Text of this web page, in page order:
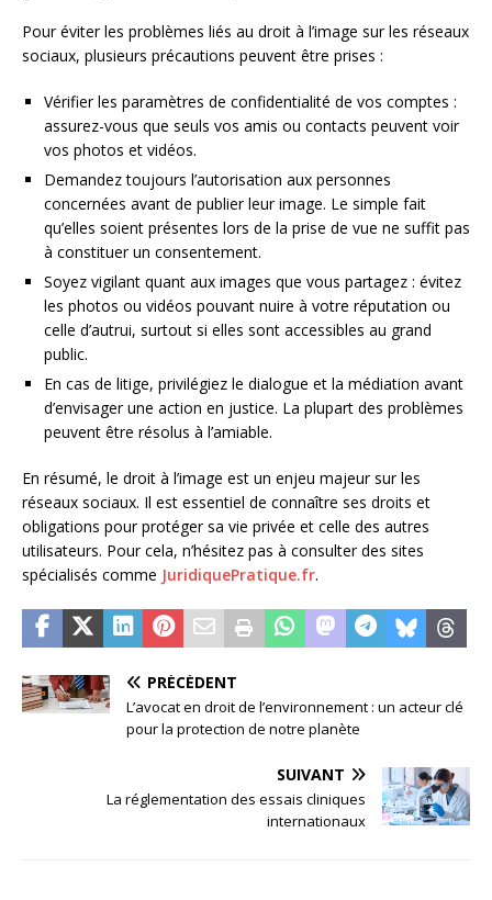
Pour éviter les problèmes liés au droit à l’image sur les réseaux
sociaux, plusieurs précautions peuvent être prises :
Vérifier les paramètres de confidentialité de vos comptes :
assurez-vous que seuls vos amis ou contacts peuvent voir
vos photos et vidéos.
Demandez toujours l’autorisation aux personnes
concernées avant de publier leur image. Le simple fait
qu’elles soient présentes lors de la prise de vue ne suffit pas
à constituer un consentement.
Soyez vigilant quant aux images que vous partagez : évitez
les photos ou vidéos pouvant nuire à votre réputation ou
celle d’autrui, surtout si elles sont accessibles au grand
public.
En cas de litige, privilégiez le dialogue et la médiation avant
d’envisager une action en justice. La plupart des problèmes
peuvent être résolus à l’amiable.
En résumé, le droit à l’image est un enjeu majeur sur les
réseaux sociaux. Il est essentiel de connaître ses droits et
obligations pour protéger sa vie privée et celle des autres
utilisateurs. Pour cela, n’hésitez pas à consulter des sites
spécialisés comme JuridiquePratique.fr.
PRÉCÉDENT
L’avocat en droit de l’environnement : un acteur clé
pour la protection de notre planète
SUIVANT
La réglementation des essais cliniques
internationaux